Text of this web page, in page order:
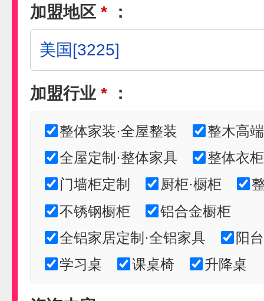
加盟地区 * ：
加盟行业 * ：
整体家装·全屋整装
整木高
全屋定制·整体家具
整体衣
门墙柜定制
厨柜·橱柜
不锈钢橱柜
铝合金橱柜
全铝家居定制·全铝家具
阳
学习桌
课桌椅 升降桌